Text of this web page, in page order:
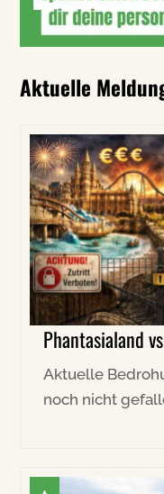
Aktuelle
Phantasialand
Aktuelle
noch nicht